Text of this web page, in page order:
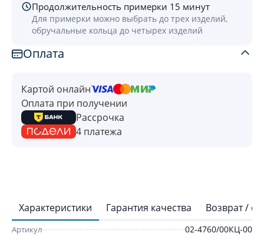
Продолжительность примерки 15 минут
Для примерки можно выбрать до трех изделий,
обручальные кольца до четырех изделий
Оплата
Картой онлайн
Оплата при получении
Рассрочка
4 платежа
Характеристики Гарантия качества Возврат /
Артикул 02-4760/00КЦ-00